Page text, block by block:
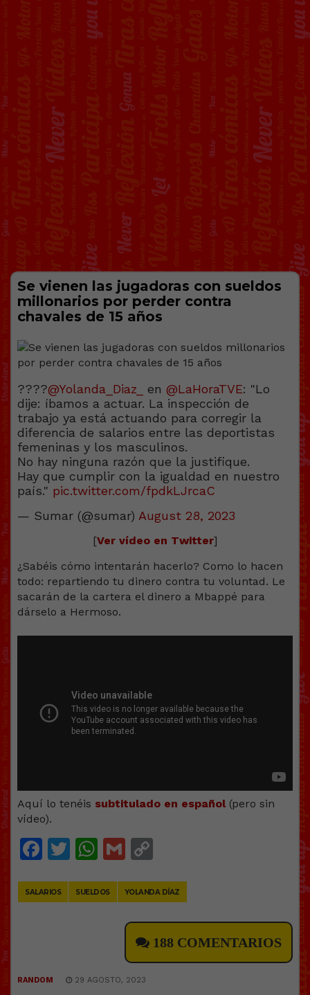
Se vienen las jugadoras con sueldos
millonarios por perder contra
chavales de 15 años
????️@Yolanda_Diaz_ en @LaHoraTVE: "Lo
dije: íbamos a actuar. La inspección de
trabajo ya está actuando para corregir la
diferencia de salarios entre las deportistas
femeninas y los masculinos.
No hay ninguna razón que la justifique.
Hay que cumplir con la igualdad en nuestro
país." pic.twitter.com/fpdkLJrcaC
— Sumar (@sumar) August 28, 2023
[Ver vídeo en Twitter]
¿Sabéis cómo intentarán hacerlo? Como lo hacen
todo: repartiendo tu dinero contra tu voluntad. Le
sacarán de la cartera el dinero a Mbappé para
dárselo a Hermoso.
Aquí lo tenéis subtitulado en español (pero sin
vídeo).
Facebook
Twitter
WhatsApp
Gmail
SALARIOS SUELDOS YOLANDA DÍAZ
188 COMENTARIOS
RANDOM 29 AGOSTO, 2023